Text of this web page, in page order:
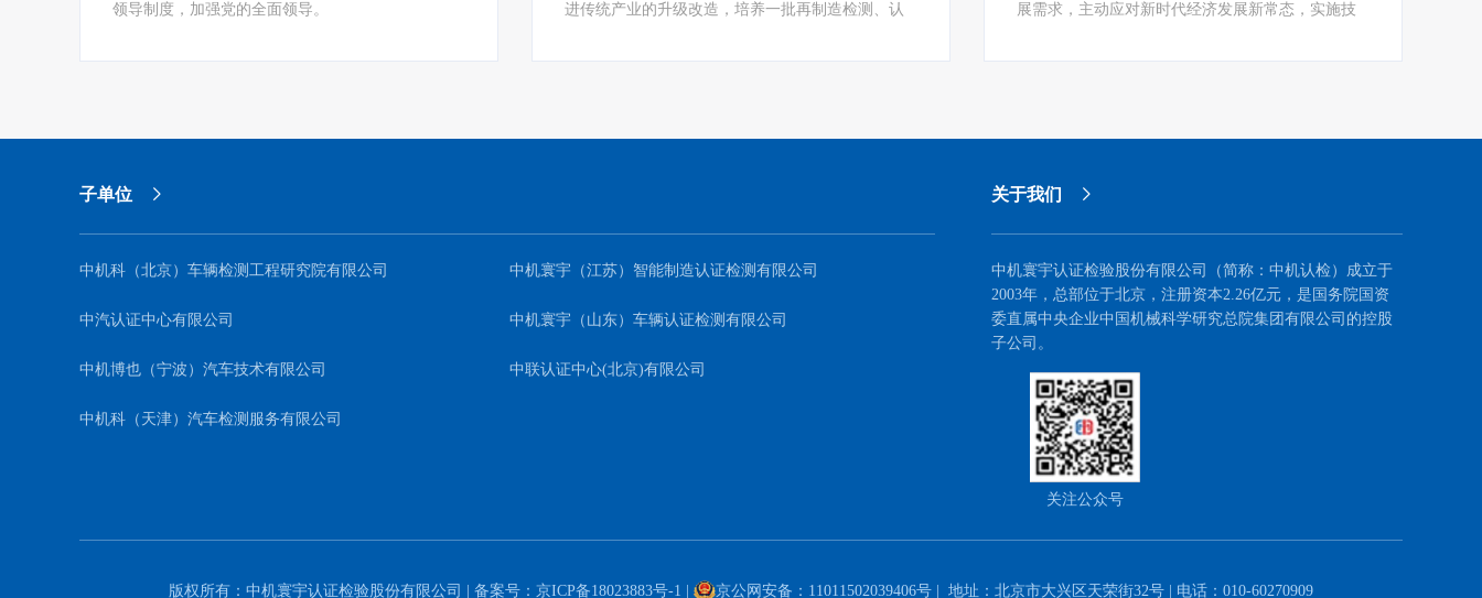
领导制度，加强党的全面领导。
进传统产业的升级改造，培养一批再制造检测、认
验条件，形成我国工程机械再制造产品检测与技术
展需求，主动应对新时代经济发展新常态，实施技
挥高端人才、享受政府特殊津贴专家、中国机械总
子单位
中机科（北京）车辆检测工程研究院有限公司 中机寰宇（江苏）智能制造认证检测有限公司
中汽认证中心有限公司 中机寰宇（山东）车辆认证检测有限公司
中机博也（宁波）汽车技术有限公司 中联认证中心(北京)有限公司
中机科（天津）汽车检测服务有限公司
关于我们
中机寰宇认证检验股份有限公司（简称：中机认检）成立于
2003年，总部位于北京，注册资本2.26亿元，是国务院国资
委直属中央企业中国机械科学研究总院集团有限公司的控股
子公司。
关注公众号
版权所有：中机寰宇认证检验股份有限公司 | 备案号： 京ICP备18023883号-1 京公网安备：11011502039406号 | 地址：北京市大兴区天荣街32号 | 电话：010-60270909